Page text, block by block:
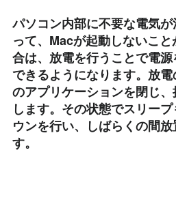
パソコン内部に不要な電気
って、Macが起動しないこ
合は、放電を行うことで電
できるようになります。放
のアプリケーションを閉じ
します。その状態でスリー
ウンを行い、しばらくの間
す。